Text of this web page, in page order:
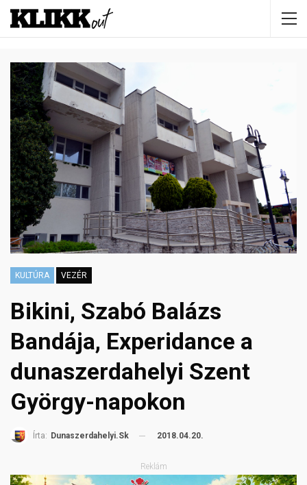
KULTÚRA VEZÉR
Bikini, Szabó Balázs
Bandája, Experidance a
dunaszerdahelyi Szent
György-napokon
Írta: Dunaszerdahelyi.sk 2018.04.20.
Reklám